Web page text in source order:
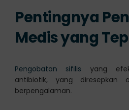
Pentingnya
Medis yang
Pengobatan sifilis yang
antibiotik, yang diresepkan
berpengalaman.